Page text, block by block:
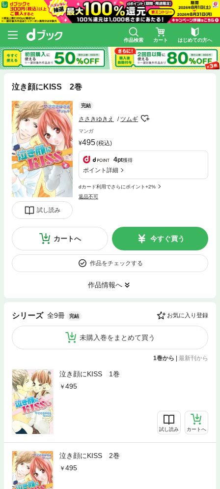
作品検索 カート はじめての方へ
泣き顔にKISS 2巻
試し読み
完結
ささきゆきえ ツムギ
マンガ
495(税込)
4pt獲得
ポイント詳細
dカード利用でさらにポイント+2%
返品不可
カートへ 今すぐ買う
作品をチェックする
作品情報へ
シリーズ 全9冊 完結 お気に入り登録
未購入巻をまとめて買う
1巻から 最新刊から
泣き顔にKISS 1巻
495
試し読み カートへ
泣き顔にKISS 2巻
495